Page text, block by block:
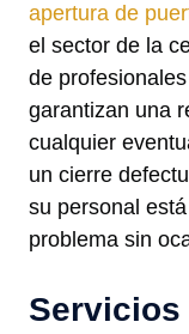
apertura de
el sector de la
de
garantizan una
cualquier
un cierre
su personal
problema sin